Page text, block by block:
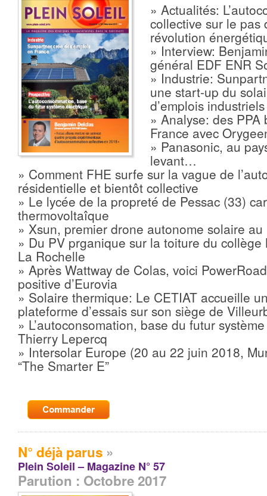
» Actualités:
collective sur le
révolution
» Interview:
général EDF ENR
» Industrie:
une start-up du
d’emplois
» Analyse: des
France avec
» Panasonic, au
levant…
» Comment FHE surfe sur la vague de
résidentielle et bientôt collective
» Le lycée de la propreté de Pessac (33)
thermovoltaîque
» Xsun, premier drone autonome solaire au
» Du PV prganique sur la toiture du collège
La Rochelle
» Après Wattway de Colas, voici
positive d’Eurovia
» Solaire thermique: Le CETIAT accueille
plateforme d’essais sur son siège de
» L’autoconsomation, base du futur
Thierry Lepercq
» Intersolar Europe (20 au 22 juin 2018,
“The Smarter E”
N° déjà parus »
Plein Soleil – Magazine N° 57
Parution : Octobre 2017